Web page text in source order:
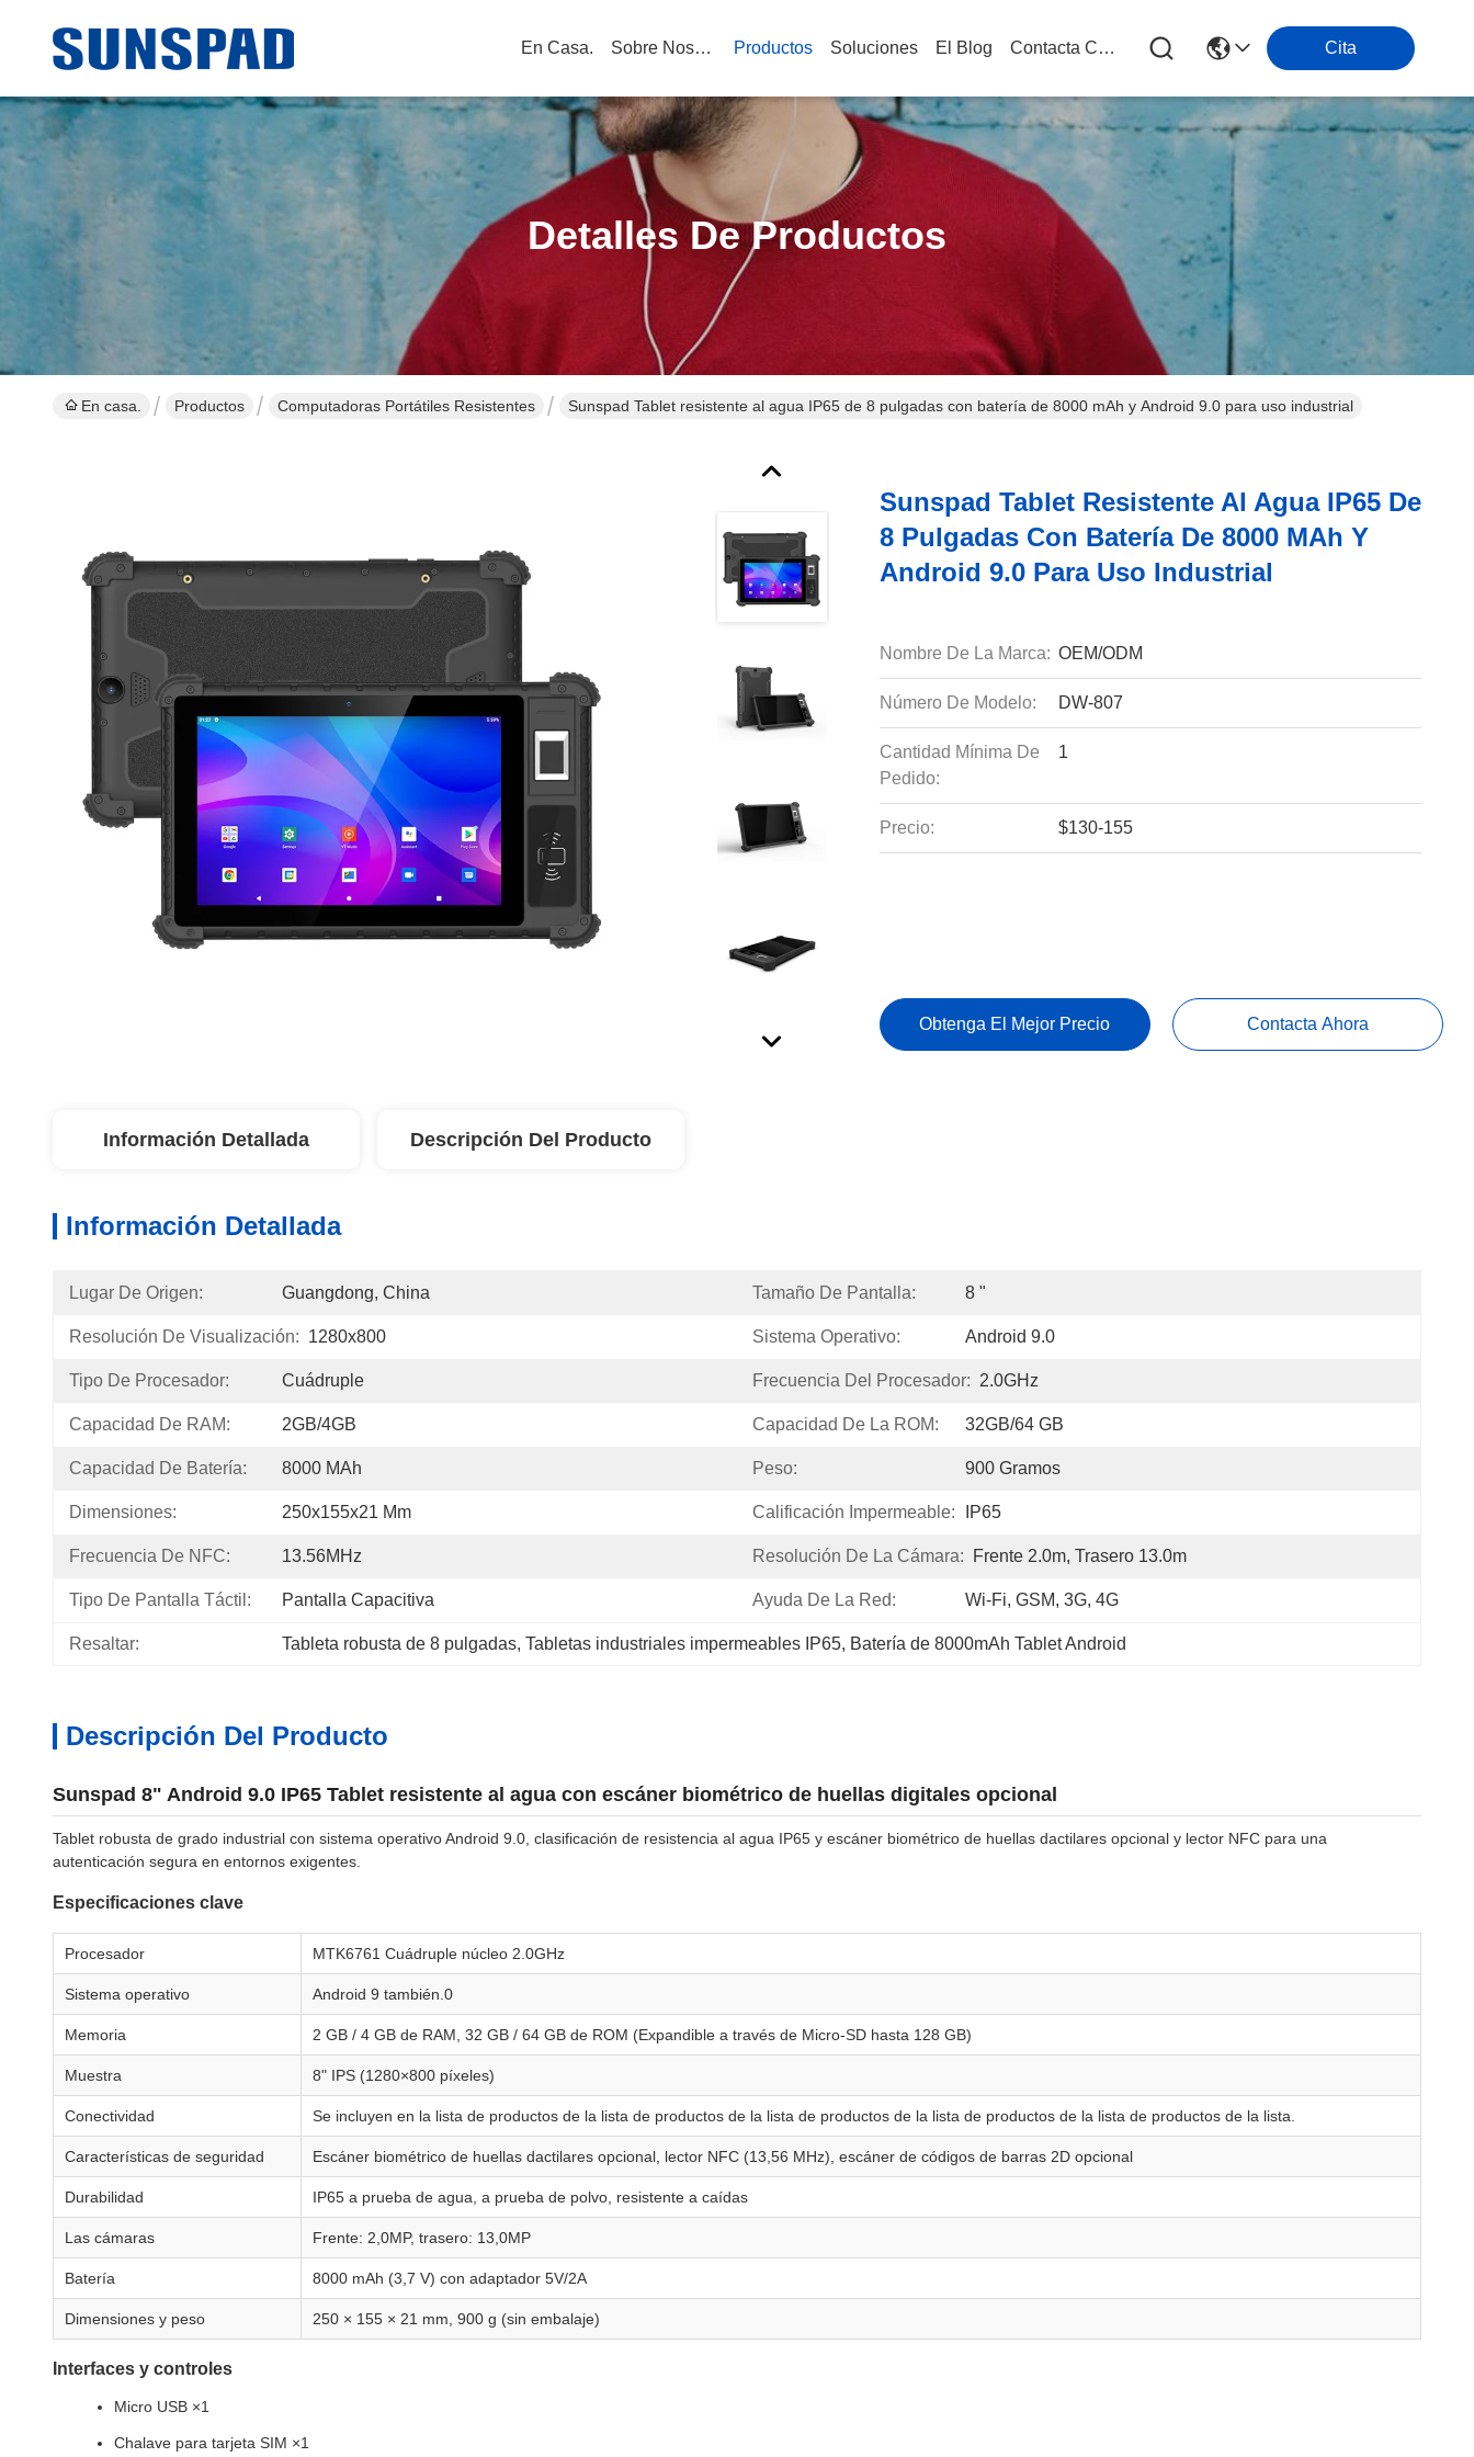
En Casa. Sobre Nosotros Productos Soluciones El Blog Contacta Con Nosotros Cita
Detalles De Productos
En casa. Productos Computadoras Portátiles Resistentes Sunspad Tablet resistente al agua IP65 de 8 pulgadas con batería de 8000 mAh y Android 9.0 para uso industrial
Sunspad Tablet Resistente Al Agua IP65 De
8 Pulgadas Con Batería De 8000 MAh Y
Android 9.0 Para Uso Industrial
Nombre De La Marca: OEM/ODM
Número De Modelo: DW-807
Cantidad Mínima De
Pedido:
1
Precio: $130-155
Obtenga El Mejor Precio Contacta Ahora
Información Detallada Descripción Del Producto
Información Detallada
Lugar De Origen: Guangdong, China Tamaño De Pantalla: 8 "
Resolución De Visualización: 1280x800 Sistema Operativo: Android 9.0
Tipo De Procesador: Cuádruple Frecuencia Del Procesador: 2.0GHz
Capacidad De RAM: 2GB/4GB Capacidad De La ROM: 32GB/64 GB
Capacidad De Batería: 8000 MAh Peso: 900 Gramos
Dimensiones: 250x155x21 Mm Calificación Impermeable: IP65
Frecuencia De NFC: 13.56MHz Resolución De La Cámara: Frente 2.0m, Trasero 13.0m
Tipo De Pantalla Táctil: Pantalla Capacitiva Ayuda De La Red: Wi-Fi, GSM, 3G, 4G
Resaltar: Tableta robusta de 8 pulgadas, Tabletas industriales impermeables IP65, Batería de 8000mAh Tablet Android
Descripción Del Producto
Sunspad 8" Android 9.0 IP65 Tablet resistente al agua con escáner biométrico de huellas digitales opcional
Tablet robusta de grado industrial con sistema operativo Android 9.0, clasificación de resistencia al agua IP65 y escáner biométrico de huellas dactilares opcional y lector NFC para una
autenticación segura en entornos exigentes.
Especificaciones clave
Procesador MTK6761 Cuádruple núcleo 2.0GHz
Sistema operativo Android 9 también.0
Memoria 2 GB / 4 GB de RAM, 32 GB / 64 GB de ROM (Expandible a través de Micro-SD hasta 128 GB)
Muestra 8" IPS (1280×800 píxeles)
Conectividad Se incluyen en la lista de productos de la lista de productos de la lista de productos de la lista de productos de la lista de productos de la lista.
Características de seguridad Escáner biométrico de huellas dactilares opcional, lector NFC (13,56 MHz), escáner de códigos de barras 2D opcional
Durabilidad IP65 a prueba de agua, a prueba de polvo, resistente a caídas
Las cámaras Frente: 2,0MP, trasero: 13,0MP
Batería 8000 mAh (3,7 V) con adaptador 5V/2A
Dimensiones y peso 250 × 155 × 21 mm, 900 g (sin embalaje)
Interfaces y controles
Micro USB ×1
Chalave para tarjeta SIM ×1